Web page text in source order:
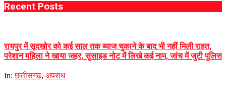
Recent Posts
रायपुर में सूदखोर को कई साल तक ब्याज चुकाने के बाद भी नहीं मिली राहत,
परेशान महिला ने खाया जहर, सुसाइड नोट में लिखे कई नाम, जांच में जुटी पुलिस
In: छत्तीसगढ़, अपराध